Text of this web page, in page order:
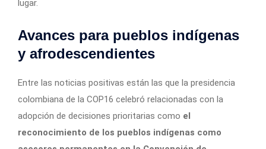
lugar.
Avances para pueblos indígenas
y afrodescendientes
Entre las noticias positivas están las que la presidencia
colombiana de la COP16 celebró relacionadas con la
adopción de decisiones prioritarias como el
reconocimiento de los pueblos indígenas como